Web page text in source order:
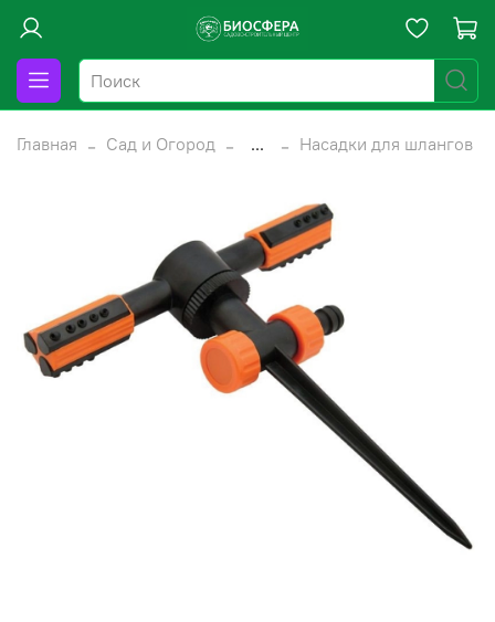
Главная Сад и Огород ... Насадки для шлангов